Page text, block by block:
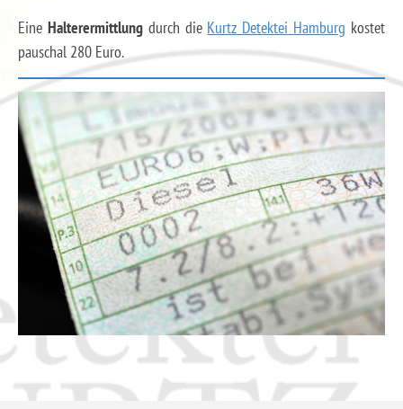
Eine Halterermittlungdurch die Kurtz Detektei Hamburg kostet
pauschal 280 Euro.